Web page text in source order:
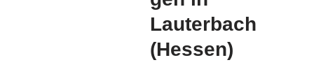
Lauterbach
(Hessen)